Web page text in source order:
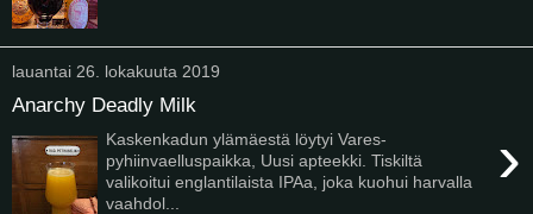
lauantai 26. lokakuuta 2019
Anarchy Deadly Milk
›
Kaskenkadun ylämäestä löytyi Vares-
pyhiinvaelluspaikka, Uusi apteekki. Tiskiltä
valikoitui englantilaista IPAa, joka kuohui harvalla
vaahdol...